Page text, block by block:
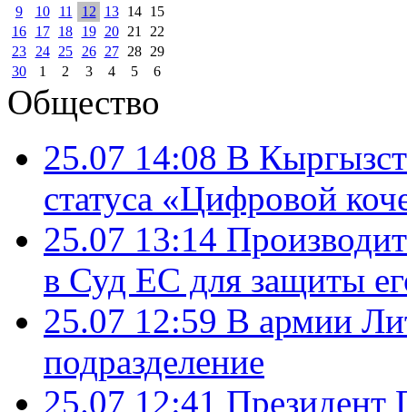
9
10 11 12 13 14
15
16
17 18 19 20 21
22
23
24 25 26 27 28
29
30
1 2 3 4 5 6
Общество
25.07 14:08 В
статуса «Цифровой
25.07 13:14
в Суд ЕС для защиты
25.07 12:59 В армии
подразделение
25.07 12:41 Президент